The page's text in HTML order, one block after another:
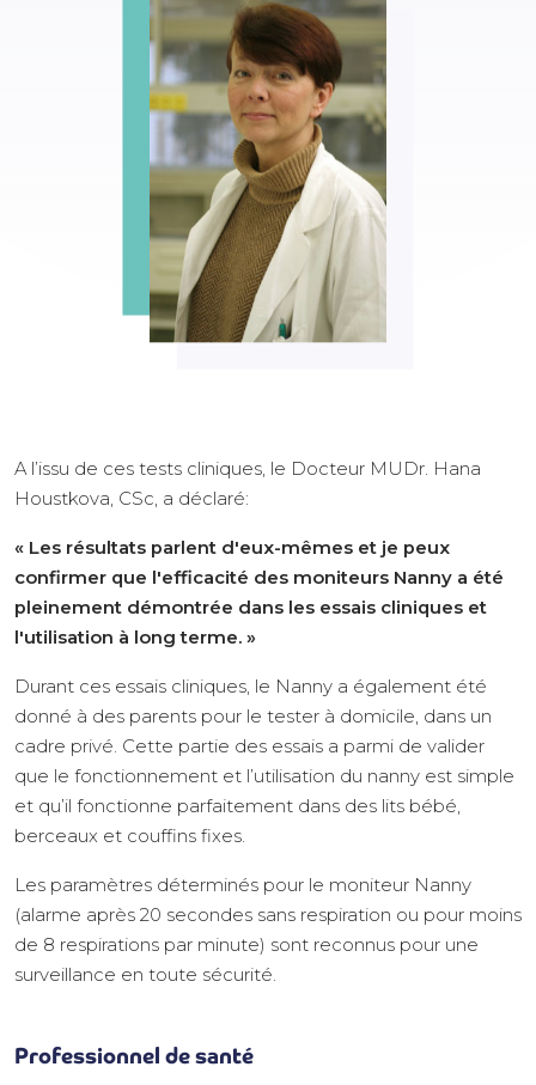
A l’issu de ces tests cliniques, le Docteur MUDr. Hana
Houstkova, CSc, a déclaré:
« Les résultats parlent d'eux-mêmes et je peux
confirmer que l'efficacité des moniteurs Nanny a été
pleinement démontrée dans les essais cliniques et
l'utilisation à long terme. »
Durant ces essais cliniques, le Nanny a également été
donné à des parents pour le tester à domicile, dans un
cadre privé. Cette partie des essais a parmi de valider
que le fonctionnement et l’utilisation du nanny est simple
et qu’il fonctionne parfaitement dans des lits bébé,
berceaux et couffins fixes.
Les paramètres déterminés pour le moniteur Nanny
(alarme après 20 secondes sans respiration ou pour moins
de 8 respirations par minute) sont reconnus pour une
surveillance en toute sécurité.
Professionnel de santé